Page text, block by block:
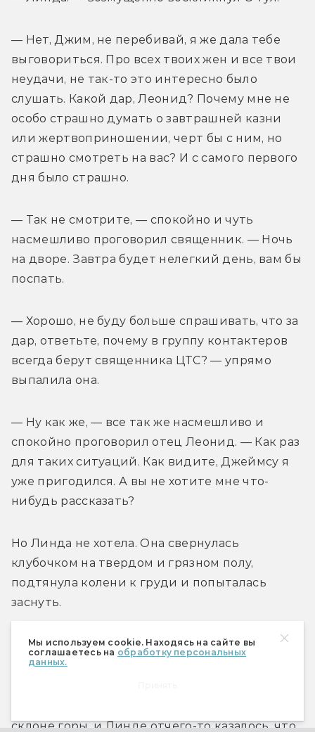
Мы используем cookie. Находясь на сайте вы
соглашаетесь на обработку персональных
данных.
— Нет, Джим, не перебивай, я же дала тебе
выговориться. Про всех твоих жен и все твои
неудачи, не так-то это интересно было
слушать. Какой дар, Леонид? Почему мне не
особо страшно думать о завтрашней казни
или жертвоприношении, черт бы с ним, но
страшно смотреть на вас? И с самого первого
дня было страшно.
— Так не смотрите, — спокойно и чуть
насмешливо проговорил священник. — Ночь
на дворе. Завтра будет нелегкий день, вам бы
поспать.
— Хорошо, не буду больше спрашивать, что за
дар, ответьте, почему в группу контактеров
всегда берут священника ЦТС? — упрямо
выпалила она.
— Ну как же, — все так же насмешливо и
спокойно проговорил отец Леонид. — Как раз
для таких ситуаций. Как видите, Джеймсу я
уже пригодился. А вы не хотите мне что-
нибудь рассказать?
Но Линда не хотела. Она свернулась
клубочком на твердом и грязном полу,
подтянула колени к груди и попыталась
заснуть.
склоне горы, и Линде отчего-то казалось, что